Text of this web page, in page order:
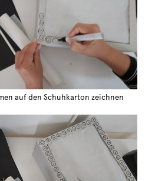
auf den Schuhkarton zeichnen